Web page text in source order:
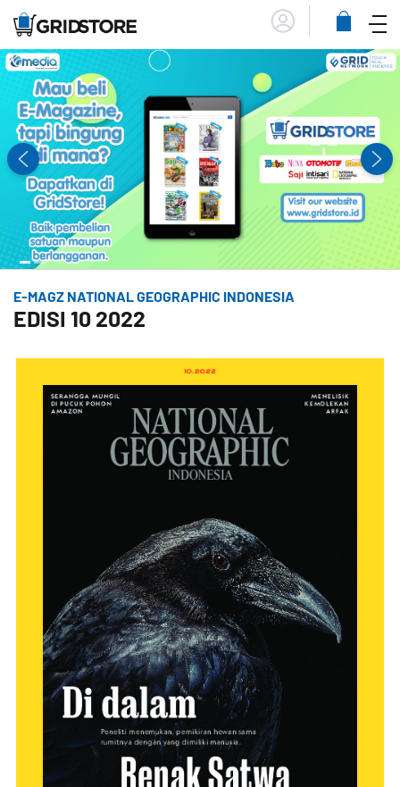
Lihat
Menu
E-MAGZ NATIONAL GEOGRAPHIC INDONESIA
EDISI 10 2022